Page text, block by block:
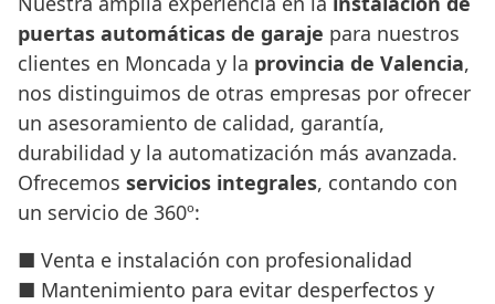
puertas automáticas de garaje para nuestros
clientes en Moncada y la provincia de Valencia,
nos distinguimos de otras empresas por ofrecer
un asesoramiento de calidad, garantía,
durabilidad y la automatización más avanzada.
Ofrecemos servicios integrales, contando con
un servicio de 360º:
■ Venta e instalación con profesionalidad
■ Mantenimiento para evitar desperfectos y